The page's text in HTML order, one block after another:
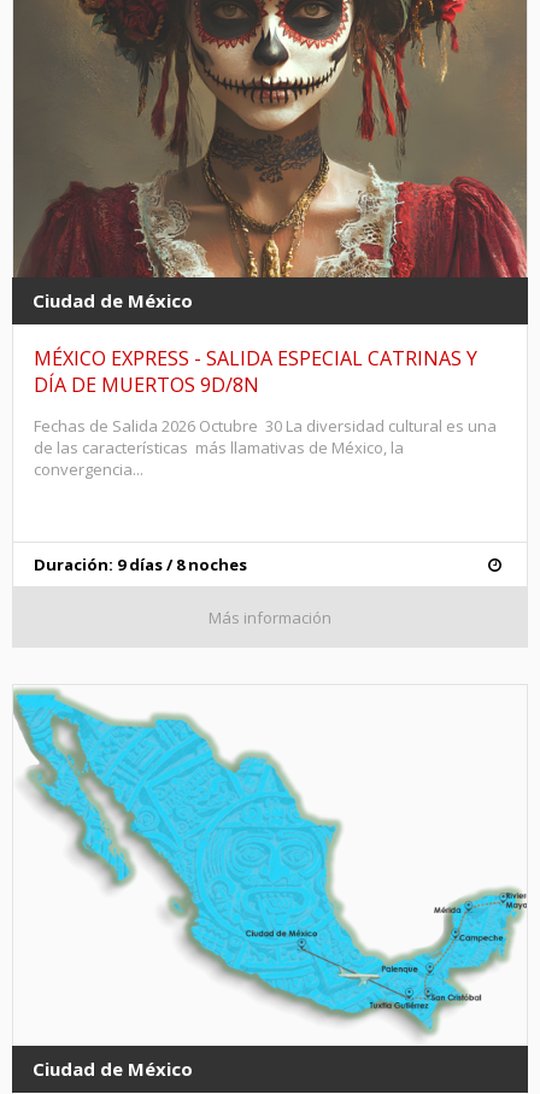
Ciudad de México
MÉXICO EXPRESS - SALIDA ESPECIAL CATRINAS Y
DÍA DE MUERTOS 9D/8N
Fechas de Salida 2026 Octubre 30 La diversidad cultural es una
de las características más llamativas de México, la
convergencia...
Duración: 9 días / 8 noches
Más información
Ciudad de México